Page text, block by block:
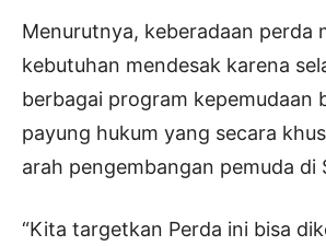
Menurutnya, keberadaan perda
kebutuhan mendesak karena
berbagai program kepemudaan
payung hukum yang secara
arah pengembangan pemuda di
“Kita targetkan Perda ini bisa